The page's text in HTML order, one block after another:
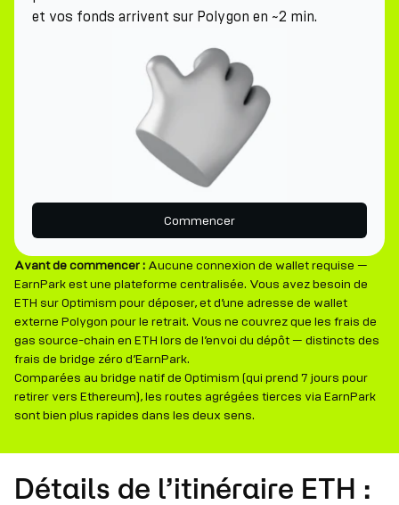
et vos fonds arrivent sur Polygon en ~2 min.
Commencer
Avant de commencer : Aucune connexion de wallet requise —
EarnPark est une plateforme centralisée. Vous avez besoin de
ETH sur Optimism pour déposer, et d’une adresse de wallet
externe Polygon pour le retrait. Vous ne couvrez que les frais de
gas source-chain en ETH lors de l’envoi du dépôt — distincts des
frais de bridge zéro d’EarnPark.
Comparées au bridge natif de Optimism (qui prend 7 jours pour
retirer vers Ethereum), les routes agrégées tierces via EarnPark
sont bien plus rapides dans les deux sens.
Détails de l’itinéraire ETH :